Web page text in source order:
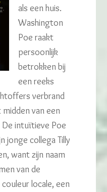
als een huis.
Washington
Poe raakt
persoonlijk
betrokken bij
een reeks
verbrand
van een
De intuïtieve Poe
jonge collega Tilly
want zijn naam
van de
locale, een